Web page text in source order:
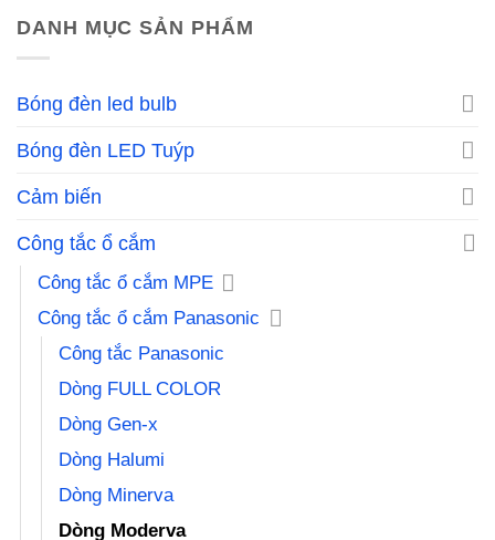
DANH MỤC SẢN PHẨM
Bóng đèn led bulb
Bóng đèn LED Tuýp
Cảm biến
Công tắc ổ cắm
Công tắc ổ cắm MPE
Công tắc ổ cắm Panasonic
Công tắc Panasonic
Dòng FULL COLOR
Dòng Gen-x
Dòng Halumi
Dòng Minerva
Dòng Moderva